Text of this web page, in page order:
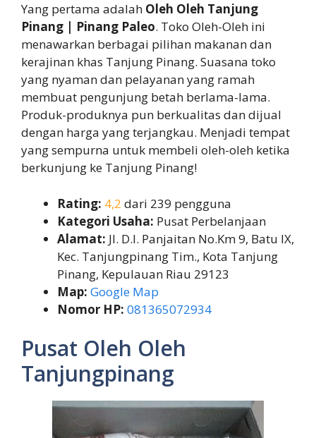
Yang pertama adalah Oleh Oleh Tanjung
Pinang | Pinang Paleo. Toko Oleh-Oleh ini
menawarkan berbagai pilihan makanan dan
kerajinan khas Tanjung Pinang. Suasana toko
yang nyaman dan pelayanan yang ramah
membuat pengunjung betah berlama-lama.
Produk-produknya pun berkualitas dan dijual
dengan harga yang terjangkau. Menjadi tempat
yang sempurna untuk membeli oleh-oleh ketika
berkunjung ke Tanjung Pinang!
Rating: 4,2 dari 239 pengguna
Kategori Usaha: Pusat Perbelanjaan
Alamat: Jl. D.I. Panjaitan No.Km 9, Batu IX,
Kec. Tanjungpinang Tim., Kota Tanjung
Pinang, Kepulauan Riau 29123
Map: Google Map
Nomor HP: 081365072934
Pusat Oleh Oleh
Tanjungpinang